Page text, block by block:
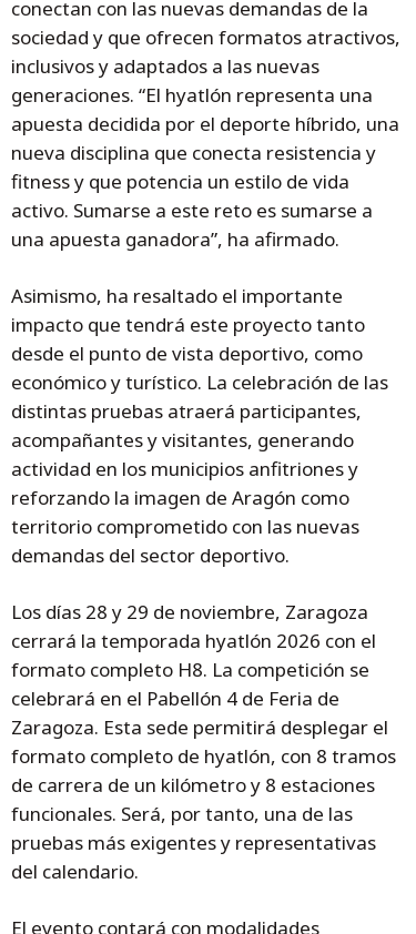
conectan con las nuevas demandas de la
sociedad y que ofrecen formatos atractivos,
inclusivos y adaptados a las nuevas
generaciones. “El hyatlón representa una
apuesta decidida por el deporte híbrido, una
nueva disciplina que conecta resistencia y
fitness y que potencia un estilo de vida
activo. Sumarse a este reto es sumarse a
una apuesta ganadora”, ha afirmado.
Asimismo, ha resaltado el importante
impacto que tendrá este proyecto tanto
desde el punto de vista deportivo, como
económico y turístico. La celebración de las
distintas pruebas atraerá participantes,
acompañantes y visitantes, generando
actividad en los municipios anfitriones y
reforzando la imagen de Aragón como
territorio comprometido con las nuevas
demandas del sector deportivo.
Los días 28 y 29 de noviembre, Zaragoza
cerrará la temporada hyatlón 2026 con el
formato completo H8. La competición se
celebrará en el Pabellón 4 de Feria de
Zaragoza. Esta sede permitirá desplegar el
formato completo de hyatlón, con 8 tramos
de carrera de un kilómetro y 8 estaciones
funcionales. Será, por tanto, una de las
pruebas más exigentes y representativas
del calendario.
El evento contará con modalidades